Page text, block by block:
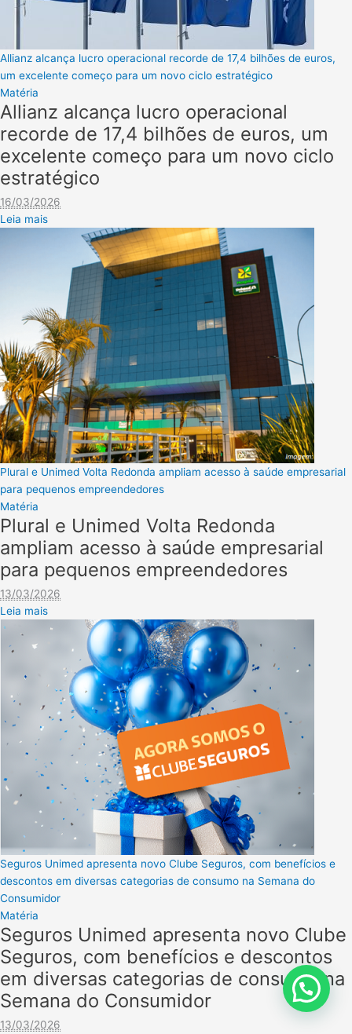
Allianz alcança lucro operacional recorde de 17,4 bilhões de euros,
um excelente começo para um novo ciclo estratégico
Matéria
Allianz alcança lucro operacional
recorde de 17,4 bilhões de euros, um
excelente começo para um novo ciclo
estratégico
16/03/2026
Leia mais
Plural e Unimed Volta Redonda ampliam acesso à saúde empresarial
para pequenos empreendedores
Matéria
Plural e Unimed Volta Redonda
ampliam acesso à saúde empresarial
para pequenos empreendedores
13/03/2026
Leia mais
Seguros Unimed apresenta novo Clube Seguros, com benefícios e
descontos em diversas categorias de consumo na Semana do
Consumidor
Matéria
Seguros Unimed apresenta novo Clube
Seguros, com benefícios e descontos
em diversas categorias de consumo na
Semana do Consumidor
13/03/2026